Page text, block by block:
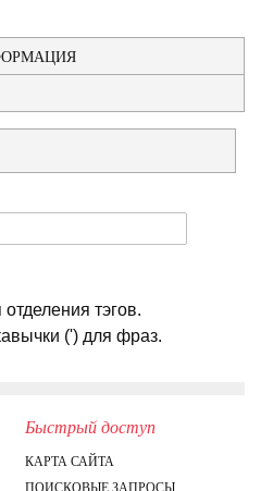
тэгов.
(') для фраз.
Быстрый доступ
КАРТА САЙТА
ПОИСКОВЫЕ ЗАПРОСЫ